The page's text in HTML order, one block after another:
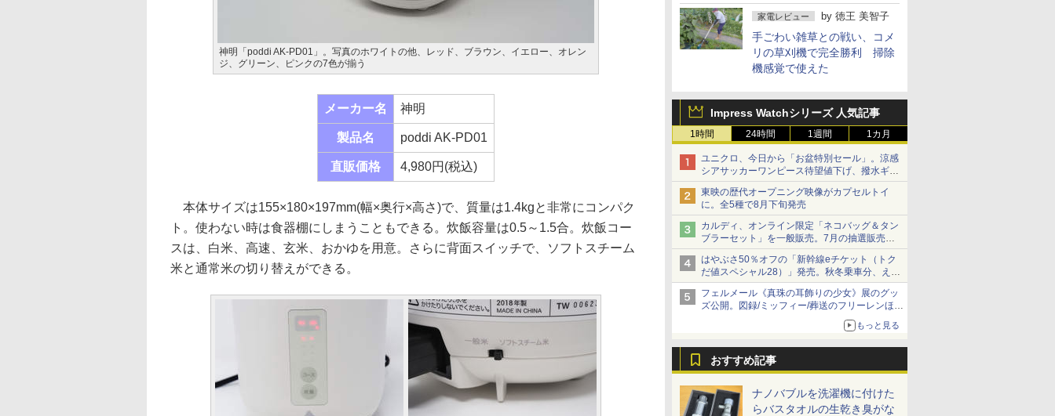
家電レビュー by 徳王 美智子
手ごわい雑草との戦い、コメ
リの草刈機で完全勝利 掃除
機感覚で使えた
Impress Watchシリーズ 人気記事
1時間 24時間 1週間 1カ月
ユニクロ、今日から「お盆特別セール」。涼感
シアサッカーワンピース待望値下げ、撥水ギア
ショーツは1990円に
東映の歴代オープニング映像がカプセルトイ
に。全5種で8月下旬発売
カルディ、オンライン限定「ネコバッグ＆タン
ブラーセット」を一般販売。7月の抽選販売の
当選無効分
はやぶさ50％オフの「新幹線eチケット（トク
だ値スペシャル28）」発売。秋冬乗車分、えき
ねっと限定
フェルメール《真珠の耳飾りの少女》展のグッ
ズ公開。図録/ミッフィー/葬送のフリーレンほ
もっと見る
おすすめ記事
ナノバブルを洗濯機に付けた
らバスタオルの生乾き臭がな
神明「poddi AK-PD01」。写真のホワイトの他、レッド、ブラウン、イエロー、オレン
ジ、グリーン、ピンクの7色が揃う
メーカー名 神明
製品名 poddi AK-PD01
直販価格 4,980円(税込)
本体サイズは155×180×197mm(幅×奥行×高さ)で、質量は1.4kgと非常にコンパク
ト。使わない時は食器棚にしまうこともできる。炊飯容量は0.5～1.5合。炊飯コー
スは、白米、高速、玄米、おかゆを用意。さらに背面スイッチで、ソフトスチーム
米と通常米の切り替えができる。